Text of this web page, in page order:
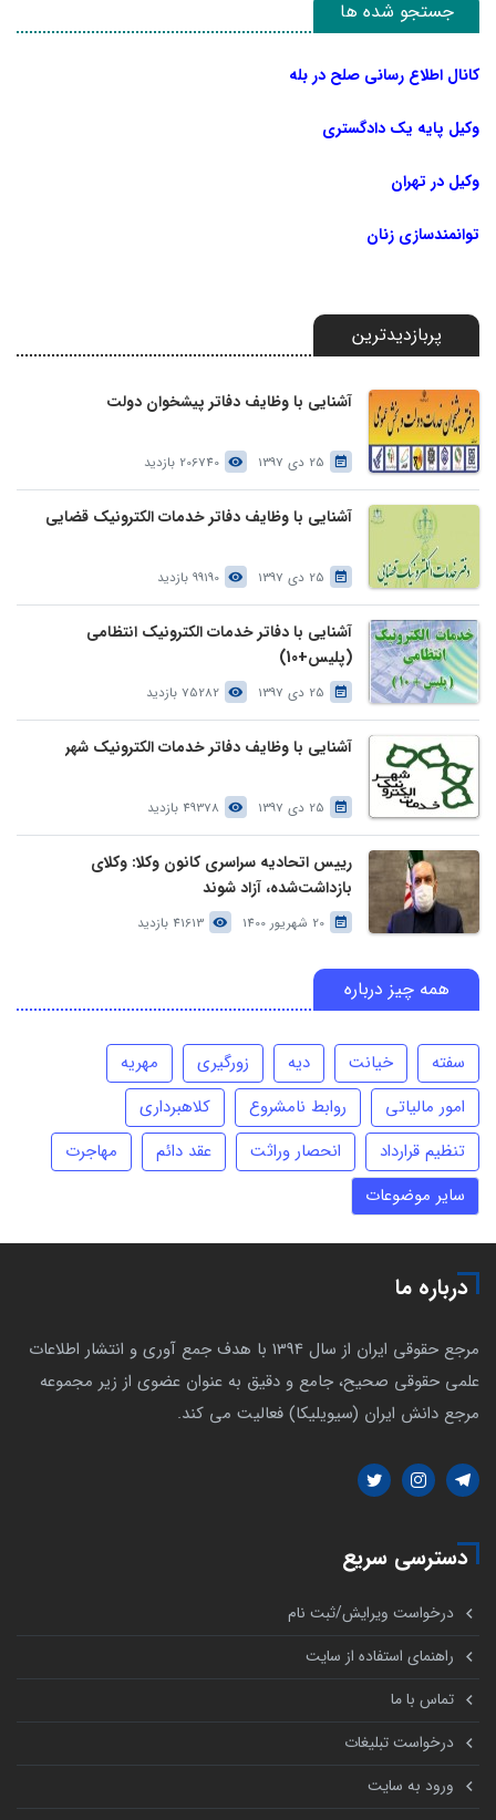
جستجو شده ها
کانال اطلاع رسانی صلح در بله
وکیل پایه یک دادگستری
وکیل در تهران
توانمندسازی زنان
پربازدیدترین
آشنایی با وظایف دفاتر پیشخوان دولت
25 دی 1397 206740 بازدید
آشنایی با وظایف دفاتر خدمات الکترونیک قضایی
25 دی 1397 99190 بازدید
آشنایی با دفاتر خدمات الکترونیک انتظامی
(پلیس+10)
25 دی 1397 75282 بازدید
آشنایی با وظایف دفاتر خدمات الکترونیک شهر
25 دی 1397 49378 بازدید
رییس اتحادیه سراسری کانون وکلا: وکلای
بازداشت‌شده، آزاد شوند
20 شهریور 1400 41613 بازدید
همه چیز درباره
سفته خیانت دیه زورگیری
مهریه
امور مالیاتی
روابط نامشروع
کلاهبرداری
تنظیم قرارداد
انحصار وراثت عقد دائم
مهاجرت
سایر موضوعات
درباره ما
مرجع حقوقی ایران از سال 1394 با هدف جمع آوری و انتشار اطلاعات
علمی حقوقی صحیح، جامع و دقیق به عنوان عضوی از زیر مجموعه
مرجع دانش ایران (سیویلیکا) فعالیت می کند.
دسترسی سریع
درخواست ویرایش/ثبت نام
راهنمای استفاده از سایت
تماس با ما
درخواست تبلیغات
ورود به سایت